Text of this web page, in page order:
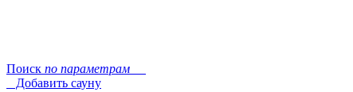
Поиск по параметрам
Добавить сауну